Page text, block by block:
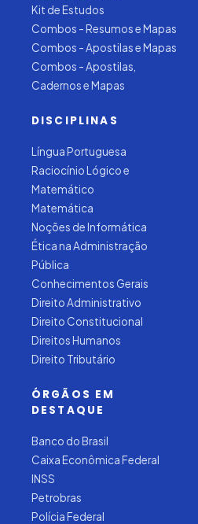
Kit de Estudos
Combos - Resumos e Mapas
Combos - Apostilas e Mapas
Combos - Apostilas,
Cadernos e Mapas
DISCIPLINAS
Língua Portuguesa
Raciocínio Lógico e
Matemático
Matemática
Noções de Informática
Ética na Administração
Pública
Conhecimentos Gerais
Direito Administrativo
Direito Constitucional
Direitos Humanos
Direito Tributário
ÓRGÃOS EM
DESTAQUE
Banco do Brasil
Caixa Econômica Federal
INSS
Petrobras
Polícia Federal